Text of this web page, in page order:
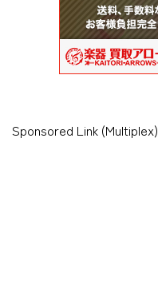
Sponsored Link (Multiplex)